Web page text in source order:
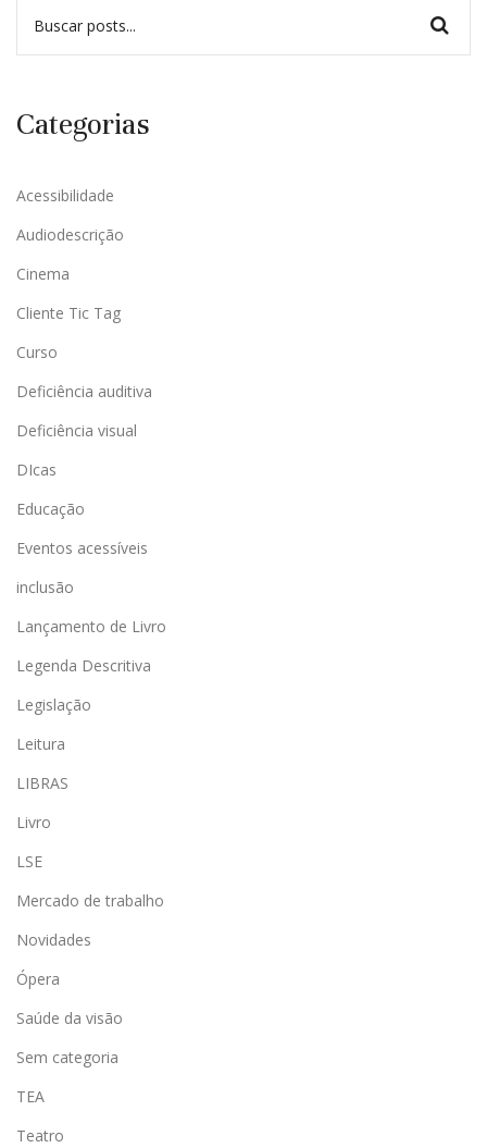
Categorias
Acessibilidade
Audiodescrição
Cinema
Cliente Tic Tag
Curso
Deficiência auditiva
Deficiência visual
DIcas
Educação
Eventos acessíveis
inclusão
Lançamento de Livro
Legenda Descritiva
Legislação
Leitura
LIBRAS
Livro
LSE
Mercado de trabalho
Novidades
Ópera
Saúde da visão
Sem categoria
TEA
Teatro